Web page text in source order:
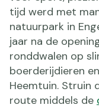
tijd werd met
natuurpark in
jaar na de
ronddwalen op
boerderijdieren
Heemtuin. Struin
route middels de